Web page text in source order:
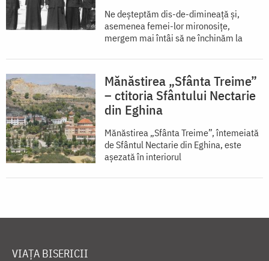
Ne deșteptăm dis-de-dimineață și,
asemenea femei-lor mironosițe,
mergem mai întâi să ne închinăm la
Mănăstirea „Sfânta Treime”
– ctitoria Sfântului Nectarie
din Eghina
Mănăstirea „Sfânta Treime”, întemeiată
de Sfântul Nectarie din Eghina, este
aşezată în interiorul
VIAȚA BISERICII